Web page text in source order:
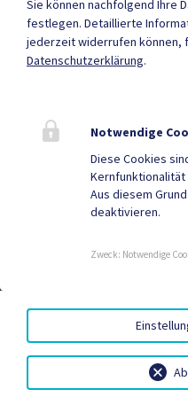
Mehr
Quicklinks
Geko digital
KONTOVERBINDUNG|
DATENSCHUTZ|SITEMAP|
Sie können nachfolgend Ihre
festlegen. Detaillierte
jederzeit widerrufen können,
Datenschutzerklärung.
Notwendige
Diese Cookies
Aus diesem
deaktivieren.
Zweck: Notwendige